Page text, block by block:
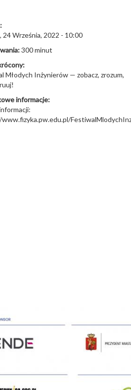
24 Września, 2022 - 10:00
300 minut
Młodych Inżynierów — zobacz, zrozum,
informacje: